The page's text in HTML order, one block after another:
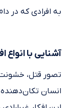
به افرادی که در
آشنایی با
تصور قتل،
انسان